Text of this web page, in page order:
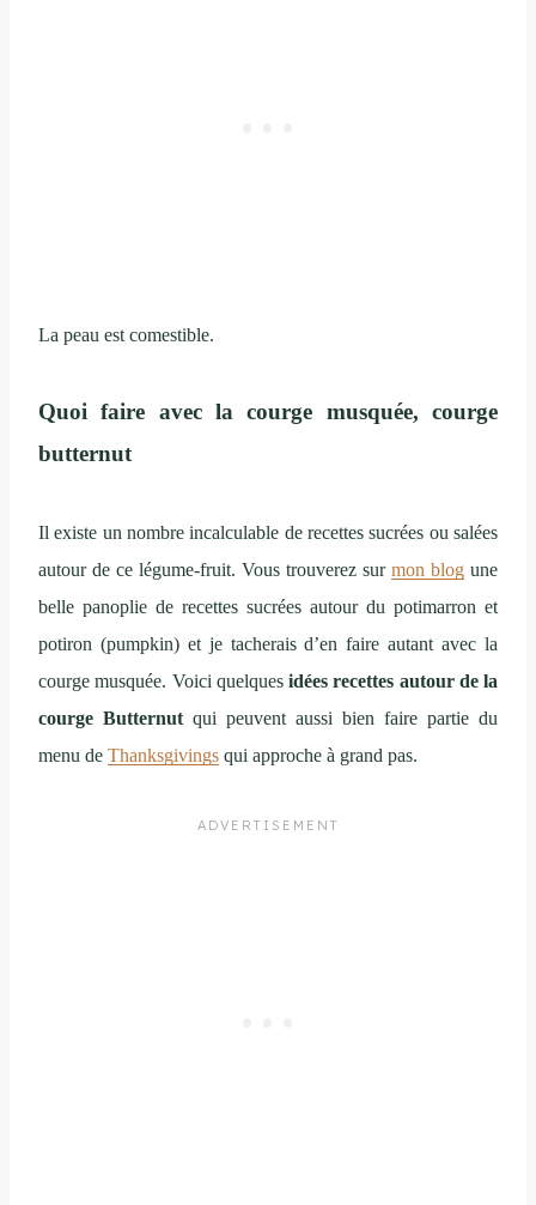
La peau est comestible.
Quoi faire avec la courge musquée, courge
butternut
Il existe un nombre incalculable de recettes sucrées ou salées
autour de ce légume-fruit. Vous trouverez sur mon blog une
belle panoplie de recettes sucrées autour du potimarron et
potiron (pumpkin) et je tacherais d’en faire autant avec la
courge musquée. Voici quelques idées recettes autour de la
courge Butternut qui peuvent aussi bien faire partie du
menu de Thanksgivings qui approche à grand pas.